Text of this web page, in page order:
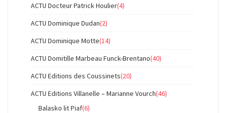
ACTU Docteur Patrick Houlier(4)
ACTU Dominique Dudan(2)
ACTU Dominique Motte(14)
ACTU Domitille Marbeau Funck-Brentano(40)
ACTU Editions des Coussinets(20)
ACTU Editions Villanelle – Marianne Vourch(46)
Balasko lit Piaf(6)